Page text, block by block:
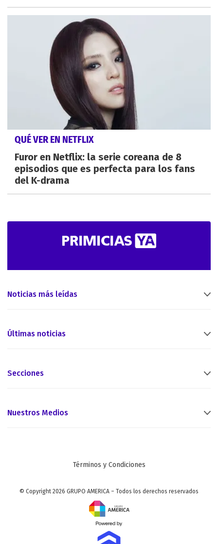
QUÉ VER EN NETFLIX
Furor en Netflix: la serie coreana de 8
episodios que es perfecta para los fans
del K-drama
Noticias más leídas
Últimas noticias
Secciones
Nuestros Medios
Términos y Condiciones
© Copyright 2026 GRUPO AMERICA – Todos los derechos reservados